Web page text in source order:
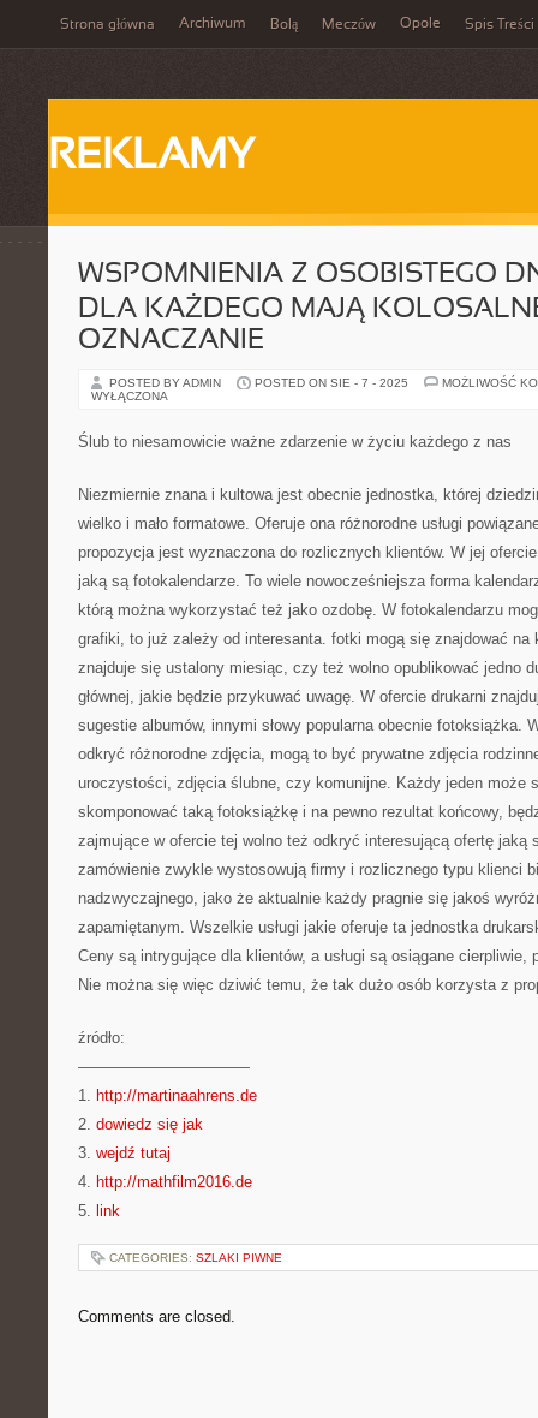
Strona główna Archiwum Bolą Meczów Opole Spis Treści
REKLAMY
WSPOMNIENIA Z OSOBISTEGO
DLA KAŻDEGO MAJĄ
OZNACZANIE
POSTED BY ADMIN POSTED ON SIE - 7 - 2025
MOŻLIWOŚĆ
WYŁĄCZONA
Ślub to niesamowicie ważne zdarzenie w życiu każdego z nas
Niezmiernie znana i kultowa jest obecnie jednostka, której
wielko i mało formatowe. Oferuje ona różnorodne usługi
propozycja jest wyznaczona do rozlicznych klientów. W jej
jaką są fotokalendarze. To wiele nowocześniejsza forma
którą można wykorzystać też jako ozdobę. W fotokalendarzu
grafiki, to już zależy od interesanta. fotki mogą się znajdować na
znajduje się ustalony miesiąc, czy też wolno opublikować jedno
głównej, jakie będzie przykuwać uwagę. W ofercie drukarni
sugestie albumów, innymi słowy popularna obecnie fotoksiążka.
odkryć różnorodne zdjęcia, mogą to być prywatne zdjęcia
uroczystości, zdjęcia ślubne, czy komunijne. Każdy jeden może
skomponować taką fotoksiążkę i na pewno rezultat końcowy,
zajmujące w ofercie tej wolno też odkryć interesującą ofertę jaką
zamówienie zwykle wystosowują firmy i rozlicznego typu klienci
nadzwyczajnego, jako że aktualnie każdy pragnie się jakoś
zapamiętanym. Wszelkie usługi jakie oferuje ta jednostka
Ceny są intrygujące dla klientów, a usługi są osiągane cierpliwie,
Nie można się więc dziwić temu, że tak dużo osób korzysta z
źródło:
———————————
1. http://martinaahrens.de
2. dowiedz się jak
3. wejdź tutaj
4. http://mathfilm2016.de
5. link
CATEGORIES: SZLAKI PIWNE
Comments are closed.